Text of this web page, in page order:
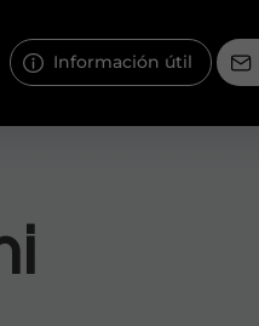
Información útil